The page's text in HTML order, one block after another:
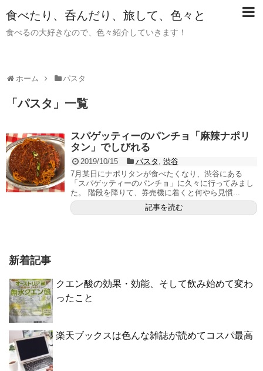
食べたり、呑んだり、旅して、色々と
食べるの大好きなので、色々紹介していきます！
ホーム パスタ
「パスタ 」 一覧
スパゲッティーのパンチョ「麻辣ナポリ
タン」でしびれる
2019/10/15 パスタ , 渋谷
7月某日にナポリタンが食べたくなり、渋谷にある
「スパゲッティーのパンチョ」に久々に行ってみまし
た。 階段を降りて、券売機に着くと何やら見慣...
記事を読む
新着記事
クエン酸の効果・効能、そして飲み始めて変わ
ったこと
楽天ブックスは色んな雑誌が読めてコスパ最高